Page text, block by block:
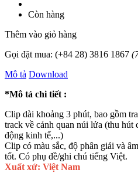
Còn hàng
Thêm vào giỏ hàng
Gọi đặt mua: (+84 28) 3816 1867
Mô tả Download
*Mô tả chi tiết :
Clip dài khoảng 3 phút, bao gồm
track về cảnh quan núi lửa (thu hút
động kinh tế,...)
Clip có màu sắc, độ phân giải và
tốt. Có phụ đề/ghi chú tiếng Việt.
Xuất xứ: Việt Nam